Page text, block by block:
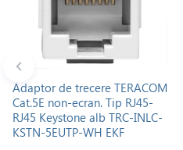
Adaptor de trecere TERACOM
Cat.5E non-ecran. Tip RJ45-
RJ45 Keystone alb TRC-INLC-
KSTN-5EUTP-WH EKF